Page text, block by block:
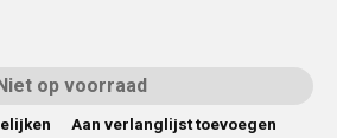
op voorraad
Aan verlanglijst toevoegen